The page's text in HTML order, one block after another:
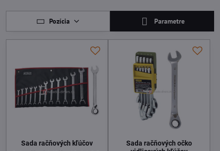
Pozícia Parametre
Sada račňových kľúčov
Sada račňových očko